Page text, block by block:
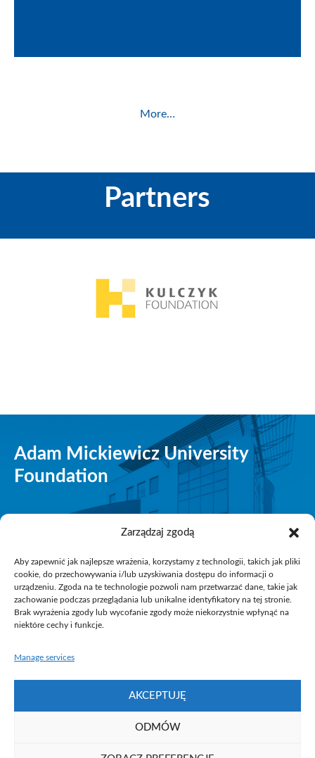
Zarządzaj zgodą
Aby zapewnić jak najlepsze wrażenia, korzystamy z technologii, takich jak pliki
cookie, do przechowywania i/lub uzyskiwania dostępu do informacji o
urządzeniu. Zgoda na te technologie pozwoli nam przetwarzać dane, takie jak
zachowanie podczas przeglądania lub unikalne identyfikatory na tej stronie.
Brak wyrażenia zgody lub wycofanie zgody może niekorzystnie wpłynąć na
niektóre cechy i funkcje.
Manage services
AKCEPTUJĘ
ODMÓW
More…
Partners
Adam Mickiewicz University
Foundation
Contact
tel. +48 61 827 97 00